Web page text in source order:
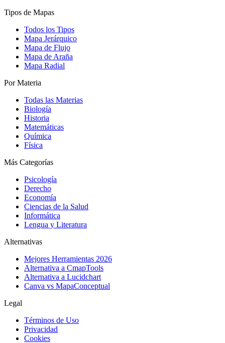
Tipos de Mapas
Todos los Tipos
Mapa Jerárquico
Mapa de Flujo
Mapa de Araña
Mapa Radial
Por Materia
Todas las Materias
Biología
Historia
Matemáticas
Química
Física
Más Categorías
Psicología
Derecho
Economía
Ciencias de la Salud
Informática
Lengua y Literatura
Alternativas
Mejores Herramientas 2026
Alternativa a CmapTools
Alternativa a Lucidchart
Canva vs MapaConceptual
Legal
Términos de Uso
Privacidad
Cookies